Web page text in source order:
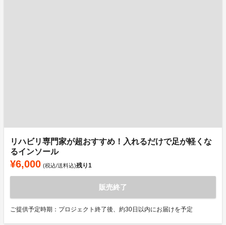
リハビリ専門家が超おすすめ！入れるだけで足が軽くな
るインソール
¥6,000 (税込/送料込)残り1
販売終了
ご提供予定時期：プロジェクト終了後、約30日以内にお届けを予定